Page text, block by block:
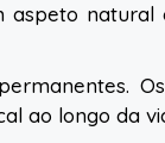
natural
ao longo da